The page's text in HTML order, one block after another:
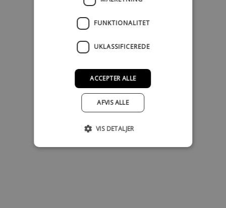
FUNKTIONALITET
UKLASSIFICEREDE
ACCEPTER ALLE
AFVIS ALLE
VIS DETALJER